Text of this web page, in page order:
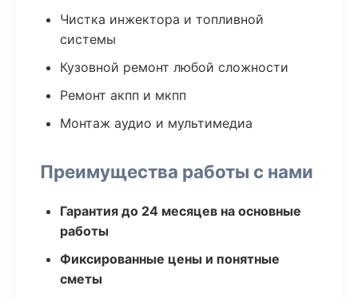
Чистка инжектора и топливной
системы
Кузовной ремонт любой сложности
Ремонт акпп и мкпп
Монтаж аудио и мультимедиа
Преимущества работы с нами
Гарантия до 24 месяцев на основные
работы
Фиксированные цены и понятные
сметы